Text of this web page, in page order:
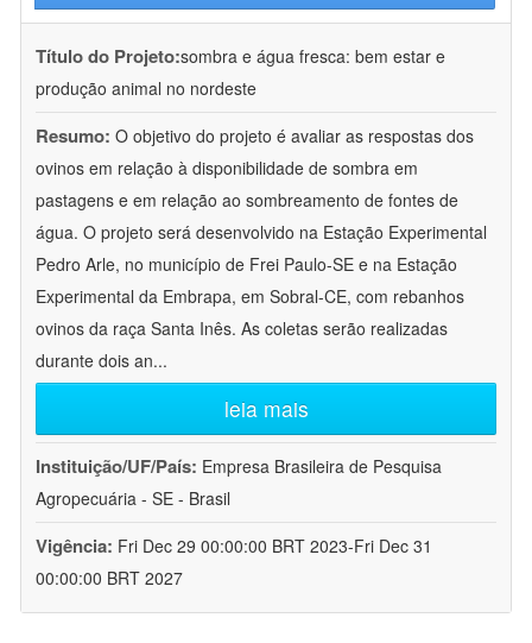
Título do Projeto:sombra e água fresca: bem estar e
produção animal no nordeste
Resumo: O objetivo do projeto é avaliar as respostas dos
ovinos em relação à disponibilidade de sombra em
pastagens e em relação ao sombreamento de fontes de
água. O projeto será desenvolvido na Estação Experimental
Pedro Arle, no município de Frei Paulo-SE e na Estação
Experimental da Embrapa, em Sobral-CE, com rebanhos
ovinos da raça Santa Inês. As coletas serão realizadas
durante dois an...
leia mais
Instituição/UF/País: Empresa Brasileira de Pesquisa
Agropecuária - SE - Brasil
Vigência: Fri Dec 29 00:00:00 BRT 2023-Fri Dec 31
00:00:00 BRT 2027